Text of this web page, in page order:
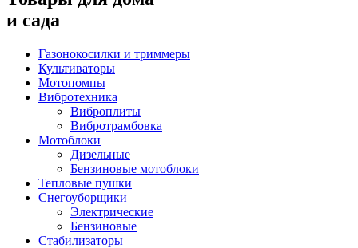
и сада
Газонокосилки и триммеры
Культиваторы
Мотопомпы
Вибротехника
Виброплиты
Вибротрамбовка
Мотоблоки
Дизельные
Бензиновые мотоблоки
Тепловые пушки
Снегоуборщики
Электрические
Бензиновые
Стабилизаторы